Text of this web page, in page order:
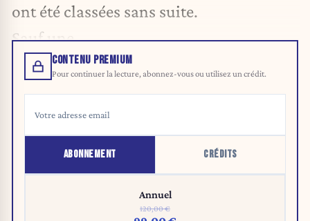
ont été classées sans suite.
Sauf une.
CONTENU PREMIUM
Pour continuer la lecture, abonnez-vous ou utilisez un crédit.
ABONNEMENT CRÉDITS
Annuel
120,00 €